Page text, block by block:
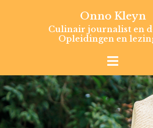
Onno Kleyn
Culinair journalist en
Opleidingen en